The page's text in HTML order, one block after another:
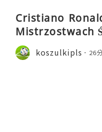
Cristiano
Mistrzostwach
koszulkipls 26